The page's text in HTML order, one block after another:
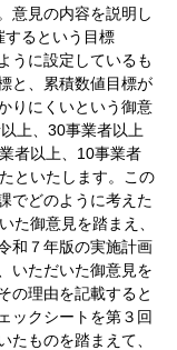
意見の内容を説明し
するという目標
うに設定しているも
と、累積数値目標が
りにくいという御意
上、30事業者以上
者以上、10事業者
といたします。この
でどのように考えた
た御意見を踏まえ、
和７年版の実施計画
いただいた御意見を
の理由を記載すると
ックシートを第３回
たものを踏まえて、